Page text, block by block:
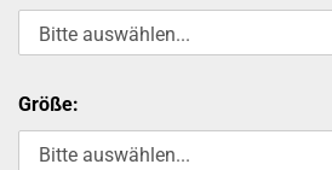
Größe: